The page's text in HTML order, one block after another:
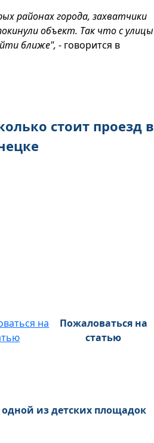
районах города, захватчики
объект. Так что с улицы
ближе", - говорится в
стоит проезд в
Пожаловаться на
статью
из детских площадок